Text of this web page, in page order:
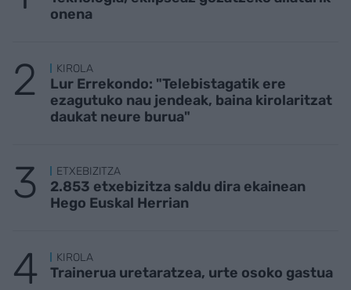
onena
KIROLA
Lur Errekondo: "Telebistagatik ere
ezagutuko nau jendeak, baina kirolaritzat
daukat neure burua"
ETXEBIZITZA
2.853 etxebizitza saldu dira ekainean
Hego Euskal Herrian
KIROLA
Trainerua uretaratzea, urte osoko gastua